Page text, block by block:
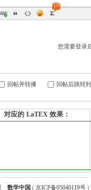
您需要登录
回帖并转播 回帖后跳转
对应的 LaTEX 效果：
数学中国 ( 京ICP备05040119号)